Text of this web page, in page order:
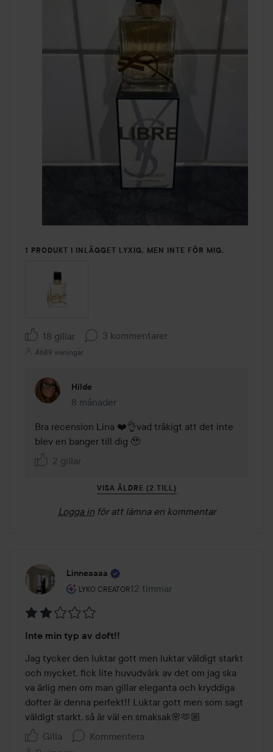
1 PRODUKT I INLÄGGET LYXIG, MEN INTE FÖR MIG.
18 gillar 3 kommentarer
4689 visningar
Hilde
8 månader
Kommentaren lades 8 månader
Bra recension Lina ❤️👌vad tråkigt att det inte
blev en banger till dig 🥹
2 gillar
VISA ÄLDRE (2 TILL)
Logga in för att lämna en kommentar
Linneaaaa
LYKO CREATOR
Användarens roll: Lyko Creator.
12 timmar
Inlägget skapades 12 timmar
2
av
5
Inte min typ av doft!!
Jag tycker den luktar gott men luktar väldigt starkt
och mycket, fick lite huvudvärk av det om jag ska
va ärlig men om man gillar eleganta och kryddiga
dofter är denna perfekt!! Luktar gott men som sagt
väldigt starkt, så är väl en smaksak🌸🫶🏼
Gilla
Kommentera